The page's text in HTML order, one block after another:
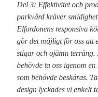
Del 3: Effektivitet och
parkvård kräver
Elfordonens responsiva
gör det möjligt för oss att
stigar och ojämn terräng.
behövde ta oss igenom
som behövde beskäras.
design lyckades vi enkelt